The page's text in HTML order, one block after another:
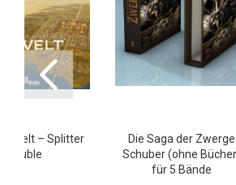
Welt – Splitter
Double
Die Saga der Zwerge
Schuber (ohne
für 5 Bände